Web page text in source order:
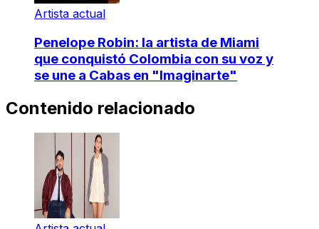
Artista actual
Penelope Robin: la artista de Miami
que conquistó Colombia con su voz y
se une a Cabas en "Imaginarte"
Contenido relacionado